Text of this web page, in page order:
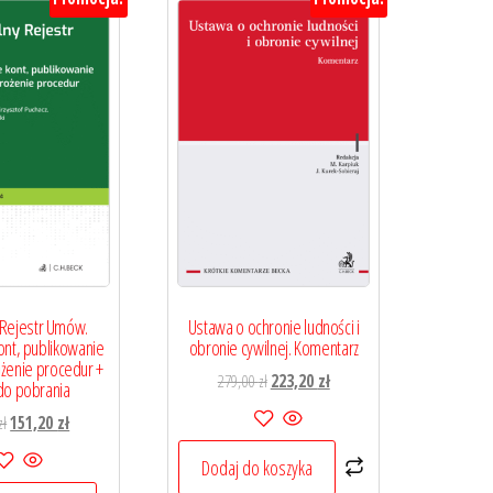
Umów.
publikowanie
procedur +
pobrania
Pierwotna
cena
wynosiła:
151,20 złAktualna
Ustawa o ochronie ludności i
obronie cywilnej. Komentarz
279,00zł Pierwotna
cena
wynosiła:
279,00 zł.
223,20 złAktualna
223,20 zł.
Dodaj do koszyka